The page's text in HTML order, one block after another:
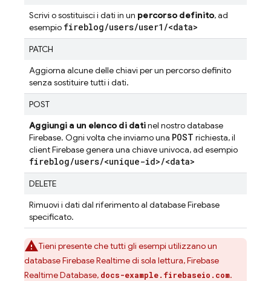
Scrivi o sostituisci i dati in un percorso definito, ad
esempio fireblog/users/user1 /<data>
PATCH
Aggiorna alcune delle chiavi per un percorso definito
senza sostituire tutti i dati.
POST
Aggiungi a un elenco di datinel nostro database
Firebase. Ogni volta che inviamo una POST richiesta, il
client Firebase genera una chiave univoca, ad esempio
fireblog/users/<unique-id>/<data>
DELETE
Rimuovi i dati dal riferimento al database Firebase
specificato.
Tieni presente che tutti gli esempi utilizzano un
database Firebase Realtime di sola lettura,Firebase
Realtime Database, docs-example.firebaseio.com.